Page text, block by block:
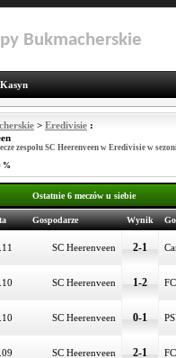
Bukmacherskie
> Eredivisie :
zespołu SC Heerenveen w Eredivisie w
%
Ostatnie 6 meczów u siebie
Gospodarze Wynik
SC Heerenveen 2-1
SC Heerenveen 1-2
SC Heerenveen 0-1
SC Heerenveen 2-1